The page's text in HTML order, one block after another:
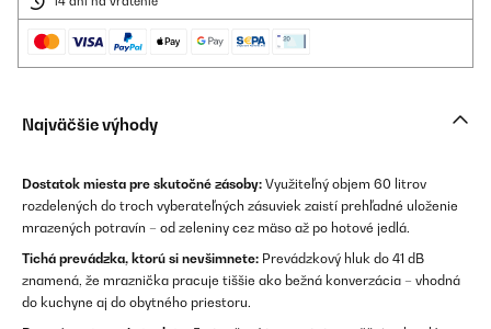
Najväčšie výhody
Dostatok miesta pre skutočné zásoby: Využiteľný objem 60 litrov
rozdelených do troch vyberateľných zásuviek zaistí prehľadné uloženie
mrazených potravín – od zeleniny cez mäso až po hotové jedlá.
Tichá prevádzka, ktorú si nevšimnete: Prevádzkový hluk do 41 dB
znamená, že mraznička pracuje tiššie ako bežná konverzácia – vhodná
do kuchyne aj do obytného priestoru.